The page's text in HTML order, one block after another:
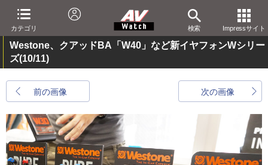
カテゴリ 検索 Impressサイト
Westone、クアッドBA「W40」など新イヤフォンWシリー
ズ(10/11)
前の画像 次の画像